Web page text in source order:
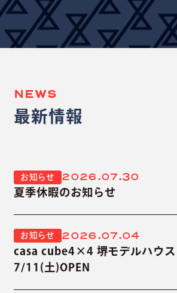
NEWS
最新情報
お知らせ 2026.07.30
夏季休暇のお知らせ
お知らせ 2026.07.04
casa cube4×4 堺モデルハウス
7/11(土)OPEN